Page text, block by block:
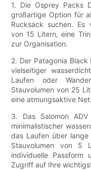
1. Die Osprey Packs
großartige Option für
Rucksack suchen. Es
von 15 Litern, eine
zur Organisation.
2. Der Patagonia
vielseitiger
Laufen oder
Stauvolumen von 25
eine atmungsaktive
3. Das Salomon
minimalistischer
das Laufen über
Stauvolumen von 5
individuelle Passform
Zugriff auf Ihre